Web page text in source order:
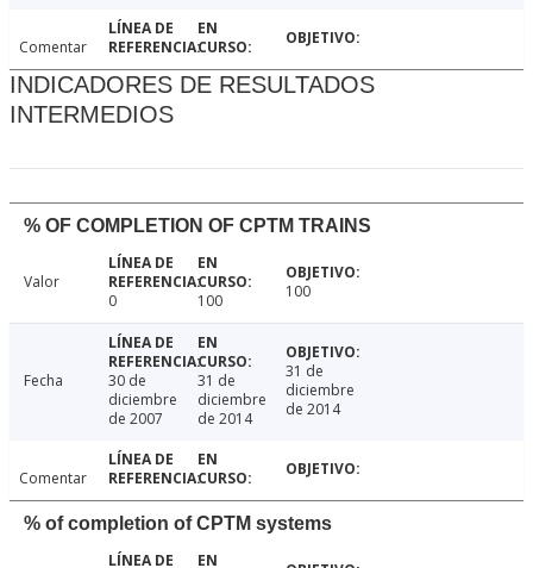
Comentar
INDICADORES DE RESULTADOS
INTERMEDIOS
% OF COMPLETION OF CPTM TRAINS
Valor
0
100 100
Fecha
30 de
diciembre
de 2007
31 de
diciembre
de 2014
31 de
diciembre
de 2014
Comentar
% of completion of CPTM systems